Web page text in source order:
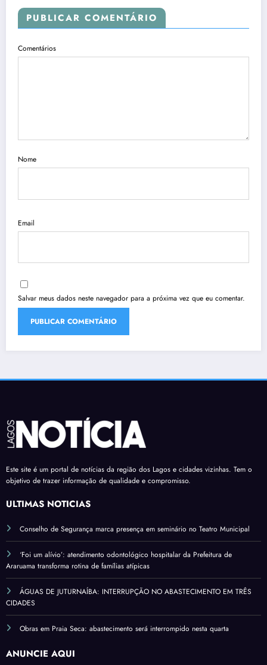
PUBLICAR COMENTÁRIO
Comentários
Nome
Email
Salvar meus dados neste navegador para a próxima vez que eu comentar.
Este site é um portal de notícias da região dos Lagos e cidades vizinhas. Tem o
objetivo de trazer informação de qualidade e compromisso.
ÚLTIMAS NOTÍCIAS
Conselho de Segurança marca presença em seminário no Teatro Municipal
‘Foi um alívio’: atendimento odontológico hospitalar da Prefeitura de
Araruama transforma rotina de famílias atípicas
ÁGUAS DE JUTURNAÍBA: INTERRUPÇÃO NO ABASTECIMENTO EM TRÊS
CIDADES
Obras em Praia Seca: abastecimento será interrompido nesta quarta
ANUNCIE AQUI